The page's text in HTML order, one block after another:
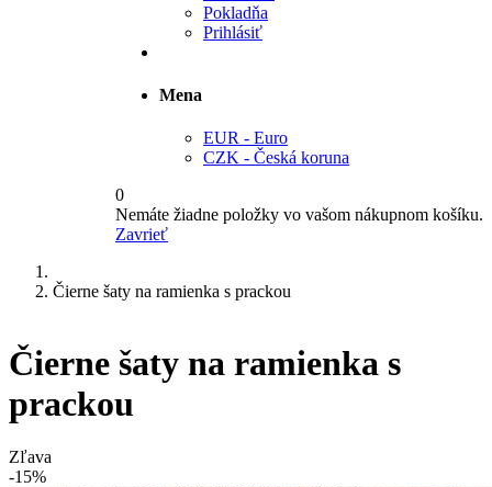
Pokladňa
Prihlásiť
Mena
EUR - Euro
CZK - Česká koruna
0
Nemáte žiadne položky vo vašom nákupnom košíku.
Zavrieť
Čierne šaty na ramienka s prackou
Čierne šaty na ramienka s
prackou
Zľava
-15%